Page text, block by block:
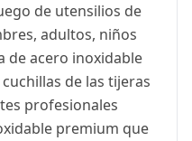
de utensilios de
adultos, niños
de acero inoxidable
de las tijeras
profesionales
premium que